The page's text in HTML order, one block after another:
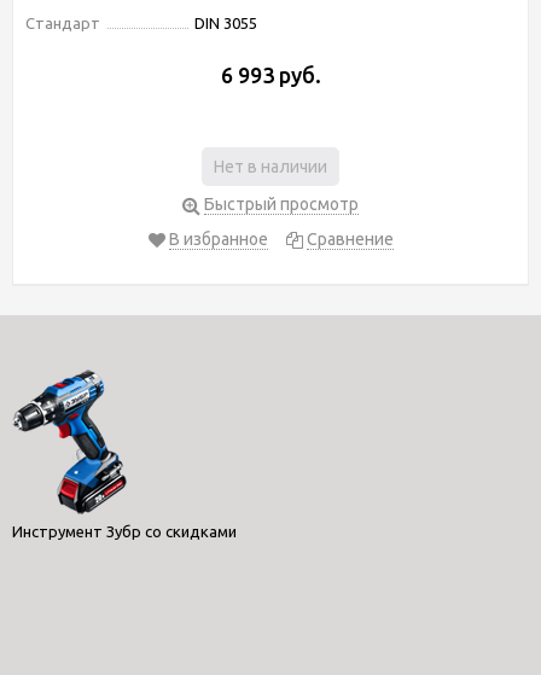
Стандарт DIN 3055
6 993 руб.
Нет в наличии
Быстрый просмотр
В избранное
Сравнение
Инструмент Зубр со скидками